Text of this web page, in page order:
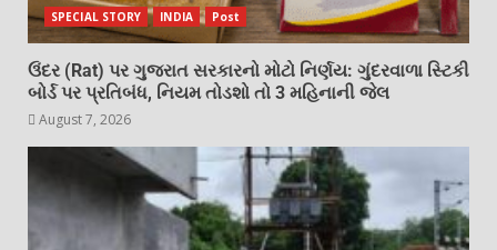
SPECIAL STORY INDIA Post
ઉંદર (Rat) પર ગુજરાત સરકારનો મોટો નિર્ણય: ગુંદરવાળા સ્ટિકી
બોર્ડ પર પ્રતિબંધ, નિયમ તોડશો તો 3 મહિનાની જેલ
August 7, 2026